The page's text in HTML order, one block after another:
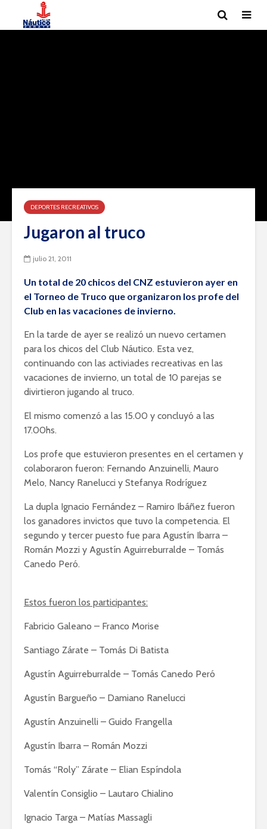
DEPORTES RECREATIVOS
Jugaron al truco
julio 21, 2011
Un total de 20 chicos del CNZ estuvieron ayer en
el Torneo de Truco que organizaron los profe del
Club en las vacaciones de invierno.
En la tarde de ayer se realizó un nuevo certamen
para los chicos del Club Náutico. Esta vez,
continuando con las activiades recreativas en las
vacaciones de invierno, un total de 10 parejas se
divirtieron jugando al truco.
El mismo comenzó a las 15.00 y concluyó a las
17.00hs.
Los profe que estuvieron presentes en el certamen y
colaboraron fueron: Fernando Anzuinelli, Mauro
Melo, Nancy Ranelucci y Stefanya Rodríguez
La dupla Ignacio Fernández – Ramiro Ibáñez fueron
los ganadores invictos que tuvo la competencia. El
segundo y tercer puesto fue para Agustín Ibarra –
Román Mozzi y Agustín Aguirreburralde – Tomás
Canedo Peró.
Estos fueron los participantes:
Fabricio Galeano – Franco Morise
Santiago Zárate – Tomás Di Batista
Agustín Aguirreburralde – Tomás Canedo Peró
Agustín Bargueño – Damiano Ranelucci
Agustín Anzuinelli – Guido Frangella
Agustín Ibarra – Román Mozzi
Tomás “Roly” Zárate – Elian Espíndola
Valentín Consiglio – Lautaro Chialino
Ignacio Targa – Matías Massagli